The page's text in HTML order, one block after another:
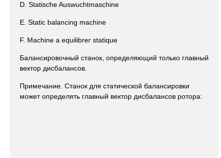
D. Statische Auswuchtmaschine
Е. Static balancing machine
F. Machine a equilibrer statique
Балансировочный станок, определяющий только главный
вектор дисбалансов.
Примечание. Станок для статической балансировки
может определять главный вектор дисбалансов ротора: